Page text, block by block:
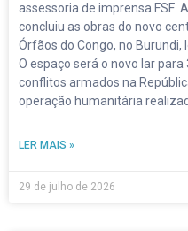
assessoria de imprensa FSF
concluiu as obras do novo
Órfãos do Congo, no
O espaço será o novo lar
conflitos armados na
operação humanitária
LER MAIS »
29 de julho de 2026